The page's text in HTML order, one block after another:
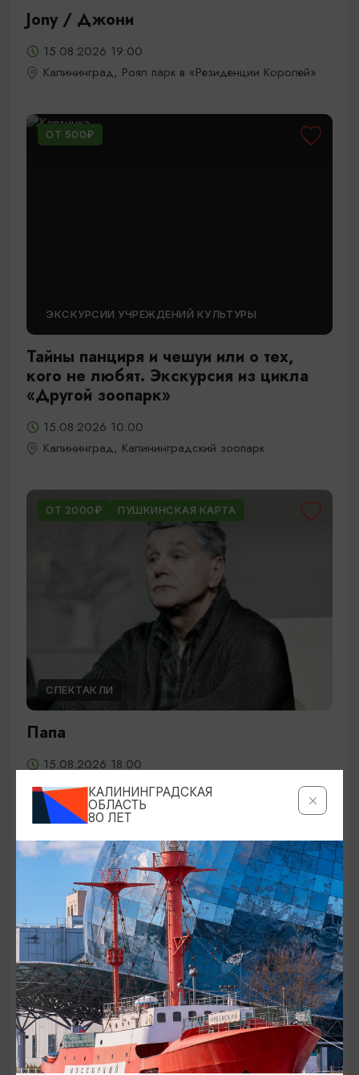
Jony / Джони
15.08.2026 19:00
Калининград, Роял парк в «Резиденции Королей»
ОТ 500₽
ЭКСКУРСИИ УЧРЕЖДЕНИЙ КУЛЬТУРЫ
Тайны панциря и чешуи или о тех,
кого не любят. Экскурсия из цикла
«Другой зоопарк»
15.08.2026 10:00
Калининград, Калининградский зоопарк
ОТ 2000₽ ПУШКИНСКАЯ КАРТА
СПЕКТАКЛИ
Папа
15.08.2026 18:00
Светлогорск, Театр эстрады «Янтарь-холл»
ОТ 800₽
КОНЦЕРТЫ
Великолепное барокко
КАЛИНИНГРАДСКАЯ
ОБЛАСТЬ
80 ЛЕТ